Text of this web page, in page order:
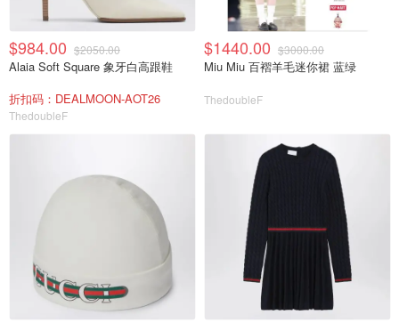
$984.00 $2050.00
Alaia Soft Square 象牙白高跟鞋
折扣码：DEALMOON-AOT26
ThedoubleF
$1440.00 $3000.00
Miu Miu 百褶羊毛迷你裙 蓝绿
ThedoubleF